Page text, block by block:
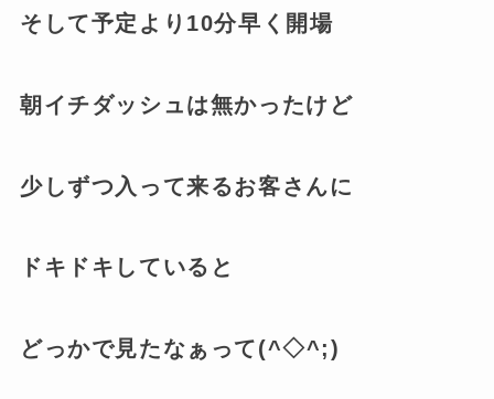
そして予定より10分早く開場
朝イチダッシュは無かったけど
少しずつ入って来るお客さんに
ドキドキしていると
どっかで見たなぁって(^◇^;)